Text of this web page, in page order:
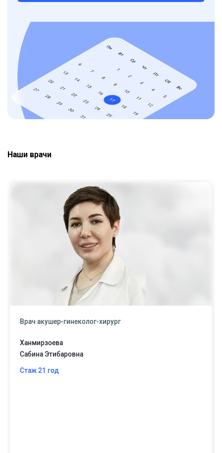
Наши врачи
Врач акушер-гинеколог-хирург
Ханмирзоева
Сабина Этибаровна
Стаж 21 год